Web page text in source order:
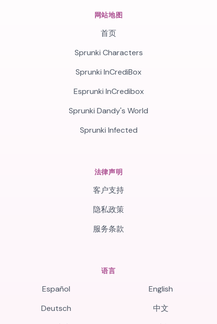
网站地图
首页
Sprunki Characters
Sprunki InCrediBox
Esprunki InCredibox
Sprunki Dandy's World
Sprunki Infected
法律声明
客户支持
隐私政策
服务条款
语言
Español
English
Deutsch
中文